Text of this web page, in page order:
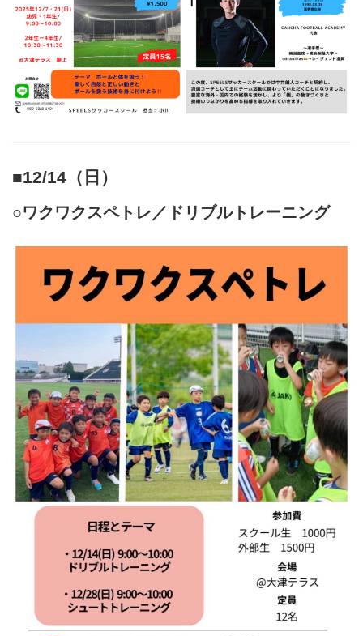
■12/14（日）
○ワクワクスペトレ／ドリブルトレーニング